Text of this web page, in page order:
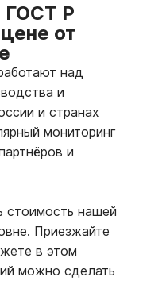
ГОСТ Р
от
над
и
и странах
мониторинг
и
стоимость нашей
Приезжайте
в этом
можно сделать